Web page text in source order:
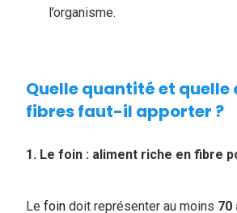
l’organisme.
Quelle quantité et quelle
fibres faut-il apporter ?
1. Le foin : aliment riche en fibre
Le foin doit représenter au moins 70